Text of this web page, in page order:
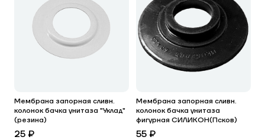
Мембрана запорная сливн.
колонок бачка унитаза "Уклад"
(резина)
25 ₽
Мембрана запорная сливн.
колонок бачка унитаза
фигурная СИЛИКОН(Псков)
55 ₽